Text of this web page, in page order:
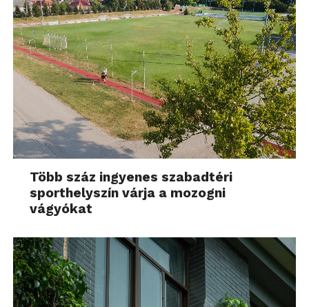
Több száz ingyenes szabadtéri
sporthelyszín várja a mozogni
vágyókat